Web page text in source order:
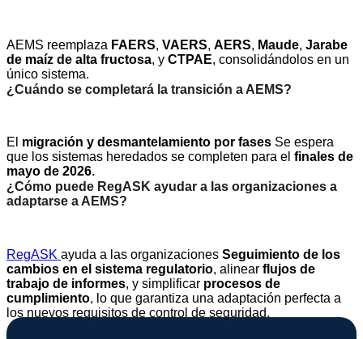
AEMS reemplaza FAERS, VAERS, AERS, Maude, Jarabe
de maíz de alta fructosa, y CTPAE, consolidándolos en un
único sistema.
¿Cuándo se completará la transición a AEMS?
El migración y desmantelamiento por fases Se espera
que los sistemas heredados se completen para el finales de
mayo de 2026.
¿Cómo puede RegASK ayudar a las organizaciones a
adaptarse a AEMS?
RegASK ayuda a las organizaciones Seguimiento de los
cambios en el sistema regulatorio, alinear flujos de
trabajo de informes, y simplificar procesos de
cumplimiento, lo que garantiza una adaptación perfecta a
los nuevos requisitos de control de seguridad.